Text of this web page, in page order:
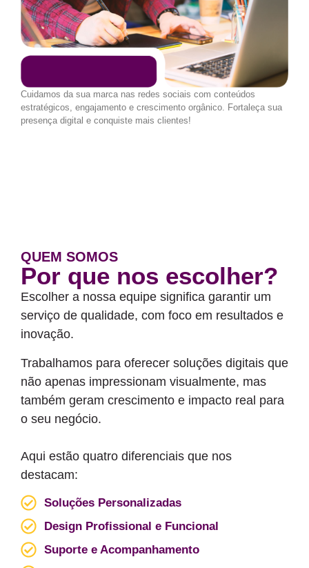
Cuidamos da sua marca nas redes sociais com conteúdos
estratégicos, engajamento e crescimento orgânico. Fortaleça sua
presença digital e conquiste mais clientes!
QUEM SOMOS
Por que nos escolher?
Escolher a nossa equipe significa garantir um
serviço de qualidade, com foco em resultados e
inovação.
Trabalhamos para oferecer soluções digitais que
não apenas impressionam visualmente, mas
também geram crescimento e impacto real para
o seu negócio.
Aqui estão quatro diferenciais que nos
destacam:
Soluções Personalizadas
Design Profissional e Funcional
Suporte e Acompanhamento